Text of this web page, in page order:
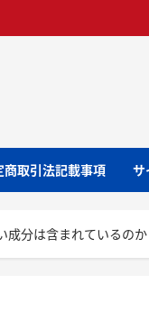
商取引法記載事項 サ
成分は含まれているのか